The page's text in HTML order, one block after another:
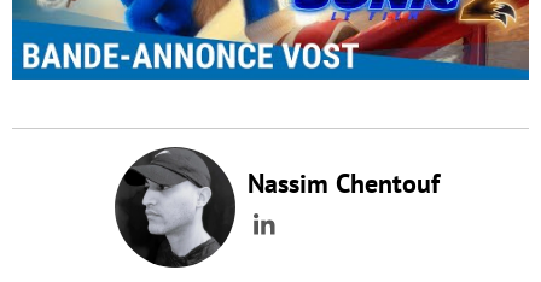
Nassim Chentouf
LinkedIn